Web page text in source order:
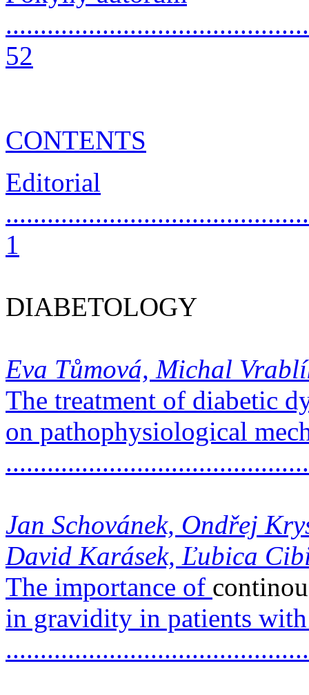
52
CONTENTS
Editorial
1
DIABETOLOGY
Eva Tůmová, Michal
The treatment of diabetic
on pathophysiological
Jan Schovánek, Ondřej
David Karásek, Ľubica
The importance of
in gravidity in patients with